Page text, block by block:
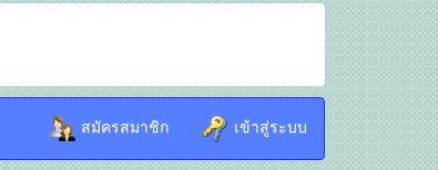
สมัครสมาชิก เข้าสู่ระบบ